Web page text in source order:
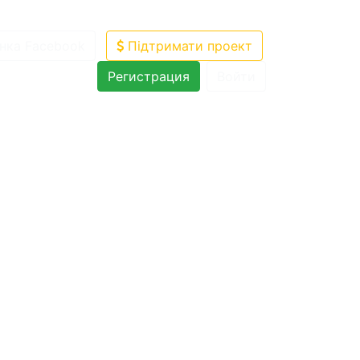
Підтримати проект
Регистрация